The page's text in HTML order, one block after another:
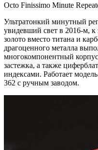
Octo Finissimo Minute
Ультратонкий минутный
увидевший свет в 2016-м, к
золото вместо титана и
драгоценного металла
многокомпонентный
застежка, а также
индексами. Работает
362 с ручным заводом.